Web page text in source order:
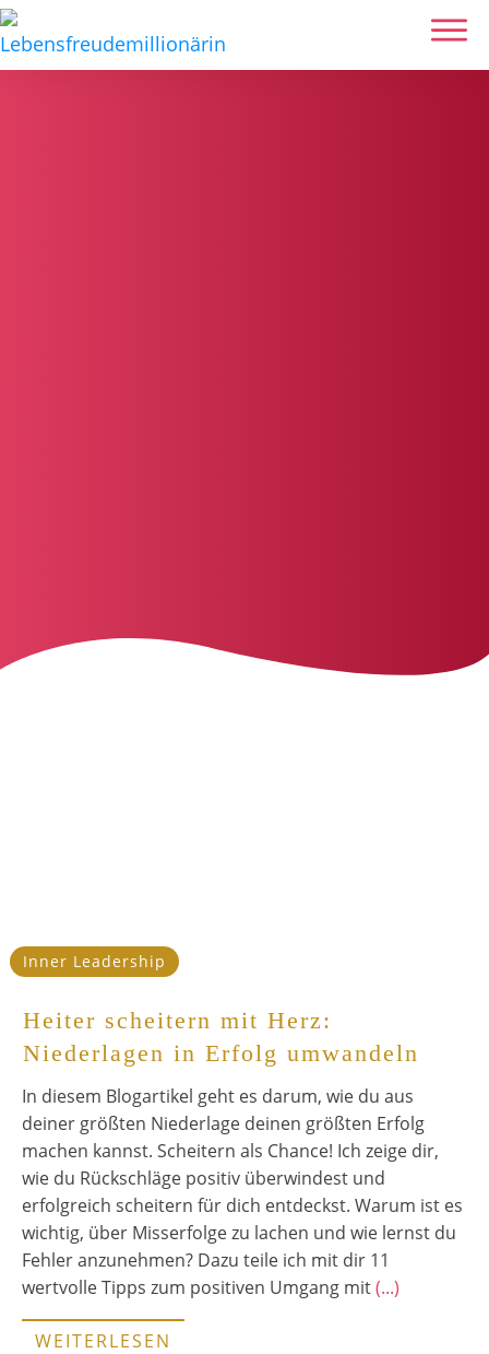
Meine ganz persönliche Sicht
Inner Leadership
Heiter scheitern mit Herz:
Niederlagen in Erfolg umwandeln
In diesem Blogartikel geht es darum, wie du aus
deiner größten Niederlage deinen größten Erfolg
machen kannst. Scheitern als Chance! Ich zeige dir,
wie du Rückschläge positiv überwindest und
erfolgreich scheitern für dich entdeckst. Warum ist es
wichtig, über Misserfolge zu lachen und wie lernst du
Fehler anzunehmen? Dazu teile ich mit dir 11
wertvolle Tipps zum positiven Umgang mit(...)
WEITERLESEN